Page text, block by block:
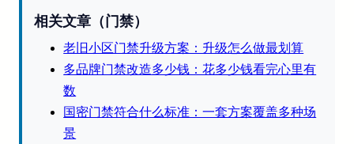
相关文章（门禁）
老旧小区门禁升级方案：升级怎么做最划算
多品牌门禁改造多少钱：花多少钱看完心里有
数
国密门禁符合什么标准：一套方案覆盖多种场
景